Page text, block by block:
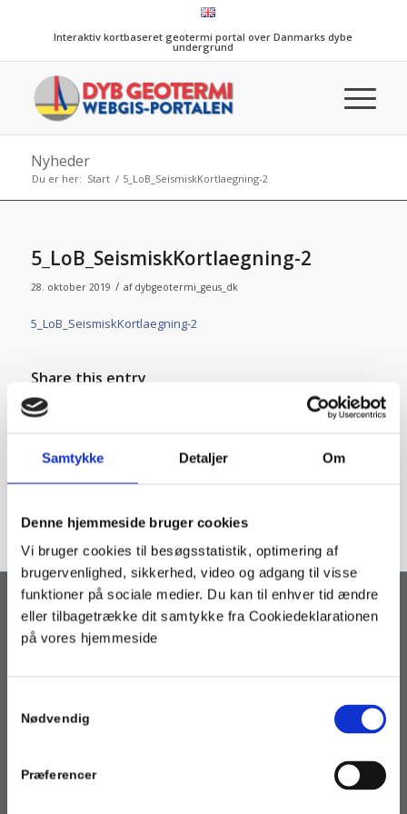
Samtykke Detaljer Om
Denne hjemmeside bruger cookies
Vi bruger cookies til besøgsstatistik, optimering af
brugervenlighed, sikkerhed, video og adgang til visse
funktioner på sociale medier. Du kan til enhver tid ændre
eller tilbagetrække dit samtykke fra Cookiedeklarationen
på vores hjemmeside
Nødvendig
Præferencer
Interaktiv kortbaseret geotermi portal over Danmarks dybe
undergrund
Nyheder
Du er her: Start / 5_LoB_SeismiskKortlaegning-2
5_LoB_SeismiskKortlaegning-2
28. oktober 2019 / af dybgeotermi_geus_dk
5_LoB_SeismiskKortlaegning-2
Share this entry
OM PORTALEN
varmeforsyning.